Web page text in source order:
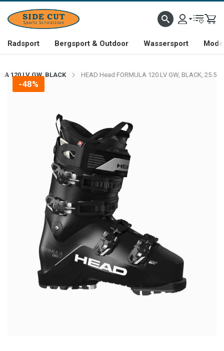
Radsport Bergsport & Outdoor Wassersport
120 LV GW, BLACK HEAD Head FORMULA 120 LV GW, BLACK, 25.5
-48%